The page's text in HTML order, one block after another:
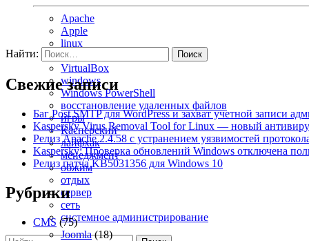
Apache
Apple
linux
macOS
VirtualBox
windows
Windows PowerShell
восстановление удаленных файлов
игры
Касперский
лайфхак
менеджмент
обжим
отдых
сервер
сеть
системное администрирование
Найти:
Свежие записи
Баг Post SMTP для WordPress и захват учетной записи
Kaspersky Virus Removal Tool for Linux — новый
Релиз Apache 2.4.58 с устранением уязвимостей
Kaspersky: Проверка обновлений Windows отключена
Релиз патча KB5031356 для Windows 10
Рубрики
CMS (75)
Joomla(18)